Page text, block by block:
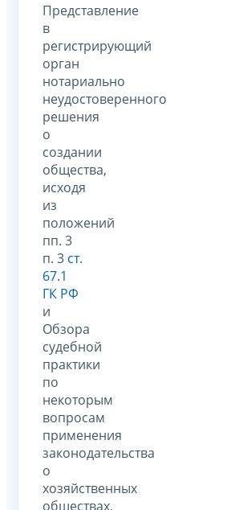
Представление
в
регистрирующий
орган
нотариально
неудостоверенного
решения
о
создании
общества,
исходя
из
положений
пп. 3
п. 3 ст.
67.1
ГК РФ
и
Обзора
судебной
практики
по
некоторым
вопросам
применения
законодательства
о
хозяйственных
обществах,